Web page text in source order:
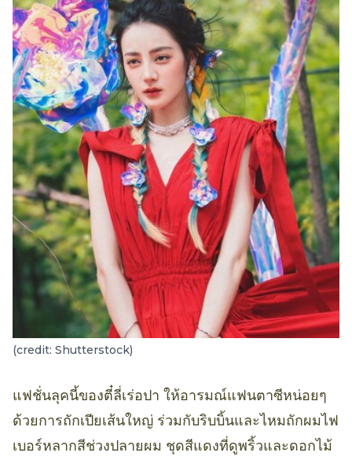
(credit: Shutterstock)
แฟชั่นลุคนี้ของตี๋ลี่เร่อปา ให้อารมณ์แฟนตาซีหน่อยๆ
ด้วยการถักเปียเส้นใหญ่ ร่วมกับริบบิ้นและไหมถักผมไฟ
เบอร์หลากสีช่วงปลายผม ชุดสีแดงที่ดูพริ้วและดอกไม้